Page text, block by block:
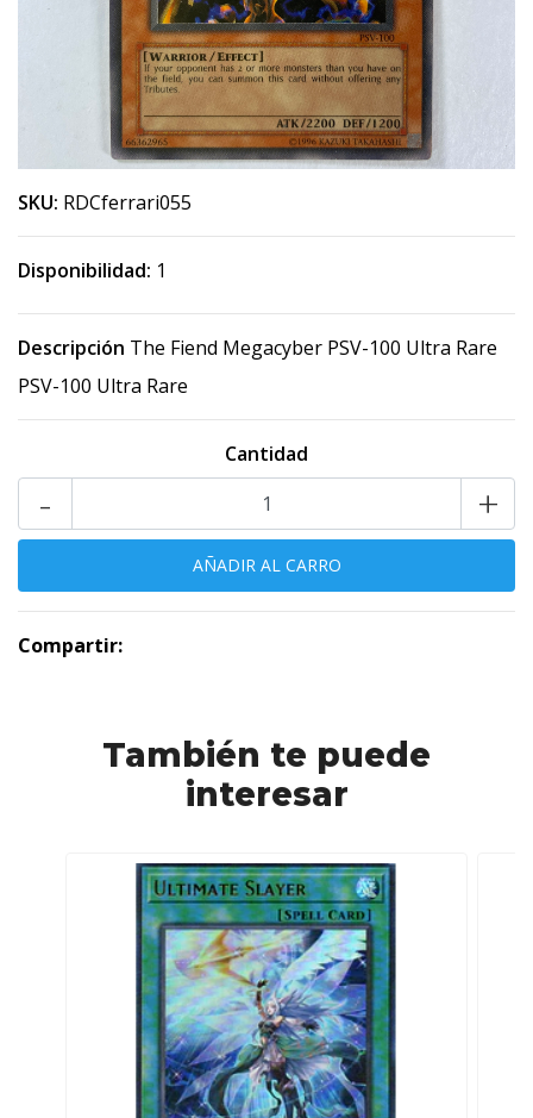
SKU: RDCferrari055
Disponibilidad: 1
Descripción The Fiend Megacyber PSV-100 Ultra Rare
PSV-100 Ultra Rare
Cantidad
+
-
Compartir:
También te puede
interesar